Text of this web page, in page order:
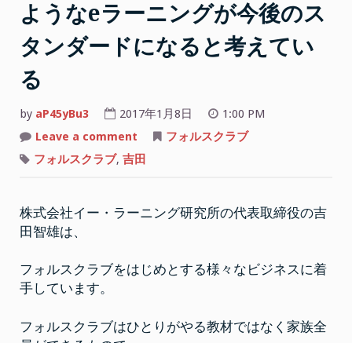
ようなeラーニングが今後のス
タンダードになると考えてい
る
by aP45yBu3 2017年1月8日
1:00 PM
Leave a comment
田
社
ォ
ブ
の
e
ラ
フォルスクラブ
フォルスクラブ, 吉田
株式会社イー・ラーニング研究所の代表取締役の吉
田智雄は、
フォルスクラブをはじめとする様々なビジネスに着
手しています。
フォルスクラブはひとりがやる教材ではなく家族全